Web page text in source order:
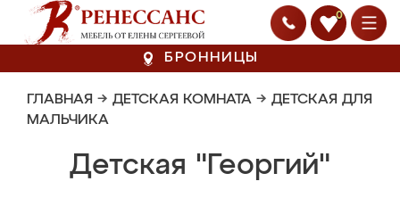
0
БРОННИЦЫ
ГЛАВНАЯ → ДЕТСКАЯ КОМНАТА → ДЕТСКАЯ ДЛЯ
МАЛЬЧИКА
Детская "Георгий"